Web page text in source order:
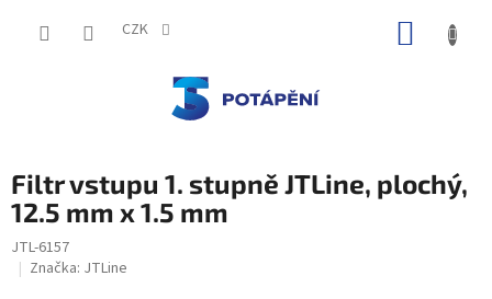
CZK
Filtr vstupu 1. stupně JTLine, plochý,
12.5 mm x 1.5 mm
JTL-6157
Značka: JTLine